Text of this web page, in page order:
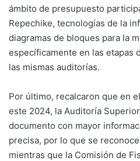
ámbito de presupuesto
Repechike, tecnologías de la
diagramas de bloques para la
específicamente en las etapas
las mismas auditorías.
Por último, recalcaron que en
este 2024, la Auditoría
documento con mayor
precisa, por lo que se
mientras que la Comisión de